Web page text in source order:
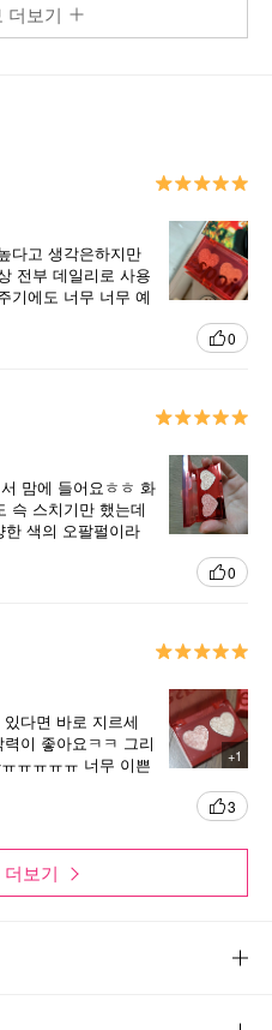
더보기
다고 생각은하지만
전부 데일리로 사용
기에도 너무 너무 예
0
맘에 들어요ㅎㅎ 화
슥 스치기만 했는데
색의 오팔펄이라
0
+1
다면 바로 지르세
이 좋아요ㅋㅋ 그리
ㅠㅠㅠㅠ 너무 이쁜
컸음 좋겠어요
3
보기